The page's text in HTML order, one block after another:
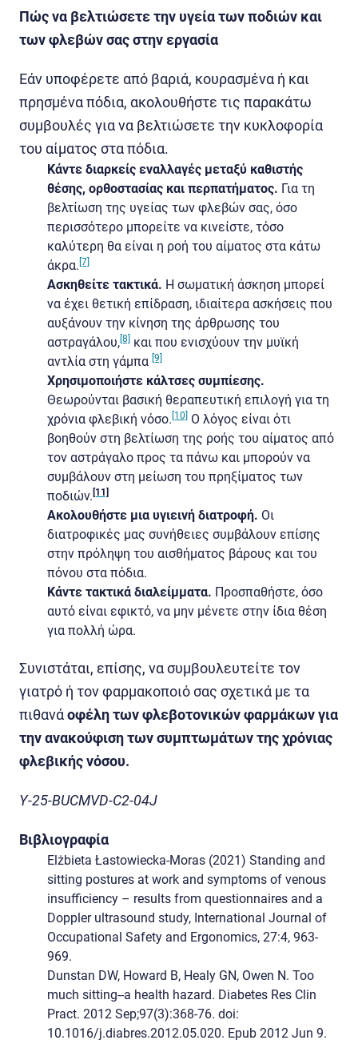
Πώς να βελτιώσετε την υγεία των ποδιών και
των φλεβών σας στην εργασία
Εάν υποφέρετε από βαριά, κουρασμένα ή και
πρησμένα πόδια, ακολουθήστε τις παρακάτω
συμβουλές για να βελτιώσετε την κυκλοφορία
του αίματος στα πόδια.
Κάντε διαρκείς εναλλαγές μεταξύ καθιστής
θέσης, ορθοστασίας και περπατήματος. Για τη
βελτίωση της υγείας των φλεβών σας, όσο
περισσότερο μπορείτε να κινείστε, τόσο
καλύτερη θα είναι η ροή του αίματος στα κάτω
άκρα. [7]
Ασκηθείτε τακτικά. Η σωματική άσκηση μπορεί
να έχει θετική επίδραση, ιδιαίτερα ασκήσεις που
αυξάνουν την κίνηση της άρθρωσης του
αστραγάλου, [8]
και που ενισχύουν την μυϊκή
αντλία στη γάμπα [9]
Χρησιμοποιήστε κάλτσες συμπίεσης.
Θεωρούνται βασική θεραπευτική επιλογή για τη
χρόνια φλεβική νόσο. [10]
Ο λόγος είναι ότι
βοηθούν στη βελτίωση της ροής του αίματος από
τον αστράγαλο προς τα πάνω και μπορούν να
συμβάλουν στη μείωση του πρηξίματος των
ποδιών. [11]
Ακολουθήστε μια υγιεινή διατροφή. Οι
διατροφικές μας συνήθειες συμβάλουν επίσης
στην πρόληψη του αισθήματος βάρους και του
πόνου στα πόδια.
Κάντε τακτικά διαλείμματα. Προσπαθήστε, όσο
αυτό είναι εφικτό, να μην μένετε στην ίδια θέση
για πολλή ώρα.
Συνιστάται, επίσης, να συμβουλευτείτε τον
γιατρό ή τον φαρμακοποιό σας σχετικά με τα
πιθανάοφέλη των φλεβοτονικών φαρμάκων για
την ανακούφιση των συμπτωμάτων της χρόνιας
φλεβικής νόσου.
Y-25-BUCMVD-C2-04J
Βιβλιογραφία
Elżbieta Łastowiecka-Moras (2021) Standing and
sitting postures at work and symptoms of venous
insufficiency – results from questionnaires and a
Doppler ultrasound study, International Journal of
Occupational Safety and Ergonomics, 27:4, 963-
969.
Dunstan DW, Howard B, Healy GN, Owen N. Too
much sitting--a health hazard. Diabetes Res Clin
Pract. 2012 Sep;97(3):368-76. doi:
10.1016/j.diabres.2012.05.020. Epub 2012 Jun 9.